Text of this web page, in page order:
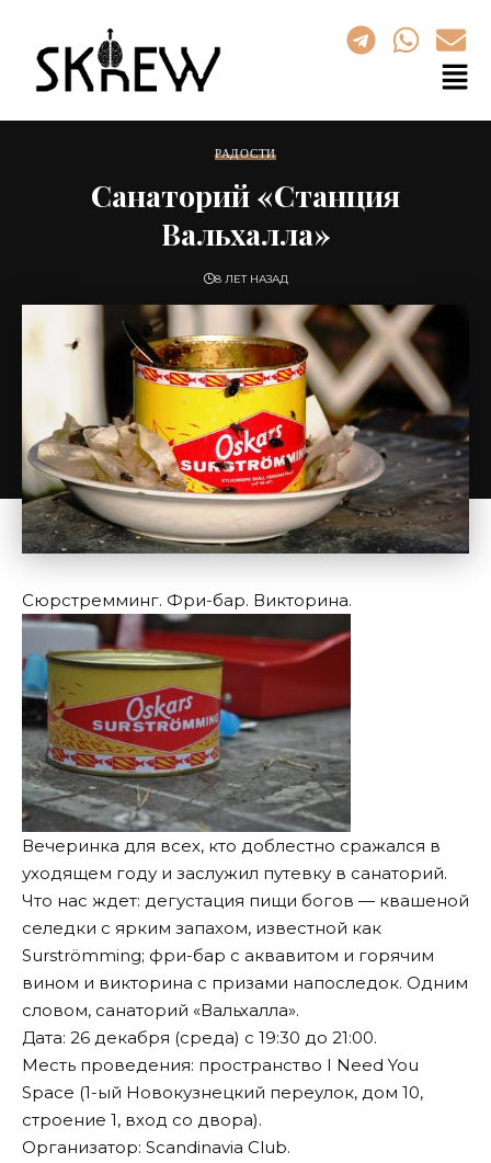
РАДОСТИ
Санаторий «Станция
Вальхалла»
8 ЛЕТ НАЗАД
Сюрстремминг. Фри-бар. Викторина.
Вечеринка для всех, кто доблестно сражался в
уходящем году и заслужил путевку в санаторий.
Что нас ждет: дегустация пищи богов — квашеной
селедки с ярким запахом, известной как
Surströmming; фри-бар с аквавитом и горячим
вином и викторина с призами напоследок. Одним
словом, санаторий «Вальхалла».
Дата: 26 декабря (среда) c 19:30 до 21:00.
Месть проведения: пространство I Need You
Space (1-ый Новокузнецкий переулок, дом 10,
строение 1, вход со двора).
Организатор: Scandinavia Club.